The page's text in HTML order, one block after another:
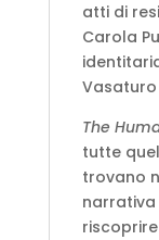
atti di
Carola
Vasaturo
The
tutte
trovano
narrativa